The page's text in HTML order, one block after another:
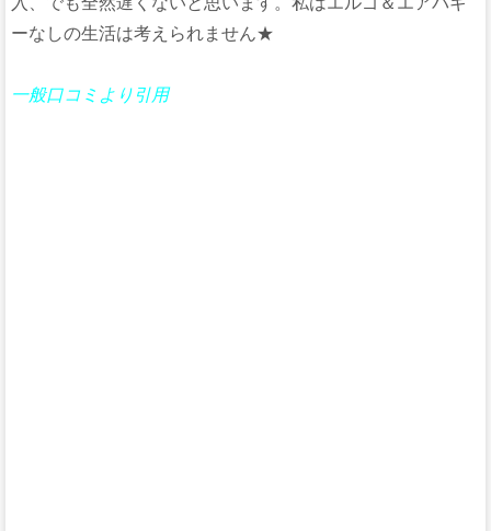
ーなしの生活は考えられません★
一般口コミより引用